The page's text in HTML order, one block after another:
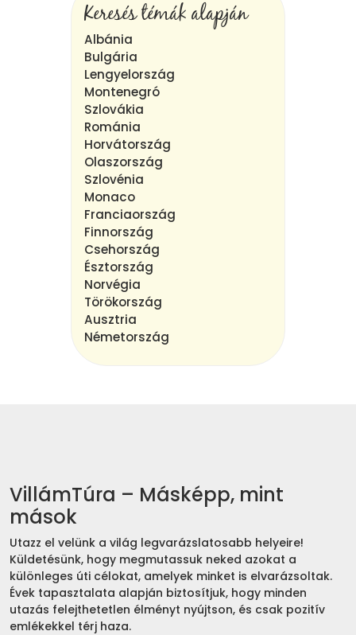
Keresés témák alapján
Albánia
Bulgária
Lengyelország
Montenegró
Szlovákia
Románia
Horvátország
Olaszország
Szlovénia
Monaco
Franciaország
Finnország
Csehország
Észtország
Norvégia
Törökország
Ausztria
Németország
VillámTúra – Másképp, mint
mások
Utazz el velünk a világ legvarázslatosabb helyeire!
Küldetésünk, hogy megmutassuk neked azokat a
különleges úti célokat, amelyek minket is elvarázsoltak.
Évek tapasztalata alapján biztosítjuk, hogy minden
utazás felejthetetlen élményt nyújtson, és csak pozitív
emlékekkel térj haza.